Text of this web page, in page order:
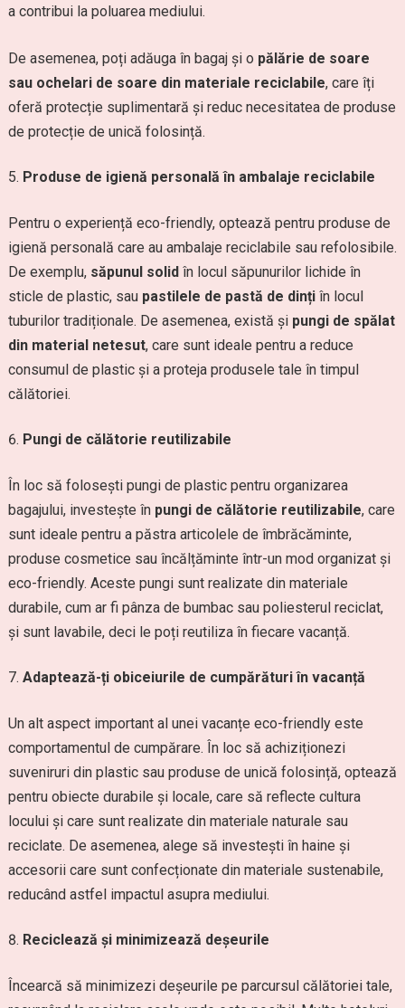
a contribui la poluarea mediului.
De asemenea, poți adăuga în bagaj și o pălărie de soare
sau ochelari de soare din materiale reciclabile, care îți
oferă protecție suplimentară și reduc necesitatea de produse
de protecție de unică folosință.
Produse de igienă personală în ambalaje reciclabile
Pentru o experiență eco-friendly, optează pentru produse de
igienă personală care au ambalaje reciclabile sau refolosibile.
De exemplu, săpunul solidîn locul săpunurilor lichide în
sticle de plastic, sau pastilele de pastă de dințiîn locul
tuburilor tradiționale. De asemenea, există și pungi de spălat
din material netesut, care sunt ideale pentru a reduce
consumul de plastic și a proteja produsele tale în timpul
călătoriei.
Pungi de călătorie reutilizabile
În loc să folosești pungi de plastic pentru organizarea
bagajului, investește în pungi de călătorie reutilizabile, care
sunt ideale pentru a păstra articolele de îmbrăcăminte,
produse cosmetice sau încălțăminte într-un mod organizat și
eco-friendly. Aceste pungi sunt realizate din materiale
durabile, cum ar fi pânza de bumbac sau poliesterul reciclat,
și sunt lavabile, deci le poți reutiliza în fiecare vacanță.
Adaptează-ți obiceiurile de cumpărături în vacanță
Un alt aspect important al unei vacanțe eco-friendly este
comportamentul de cumpărare. În loc să achiziționezi
suveniruri din plastic sau produse de unică folosință, optează
pentru obiecte durabile și locale, care să reflecte cultura
locului și care sunt realizate din materiale naturale sau
reciclate. De asemenea, alege să investești în haine și
accesorii care sunt confecționate din materiale sustenabile,
reducând astfel impactul asupra mediului.
Reciclează și minimizează deșeurile
Încearcă să minimizezi deșeurile pe parcursul călătoriei tale,